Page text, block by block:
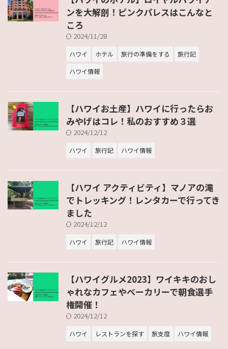
ンを大解剖！ピンクパレスはこんなと
ころ
2024/11/28
ハワイ ホテル 旅行の準備をする
旅行記
ハワイ情報
【ハワイお土産】ハワイに行ったらお
みやげはコレ！私のおすすめ３選
2024/12/12
ハワイ 旅行記 ハワイ情報
【ハワイ アクティビティ】マノアの滝
でトレッキング！レンタカーで行ってき
ました
2024/12/12
ハワイ 旅行記 ハワイ情報
【ハワイグルメ2023】ワイキキのおし
ゃれなカフェやベーカリーで朝食選手
権開催！
2024/12/12
ハワイ レストランを探す 旅支度 ハワイ情報